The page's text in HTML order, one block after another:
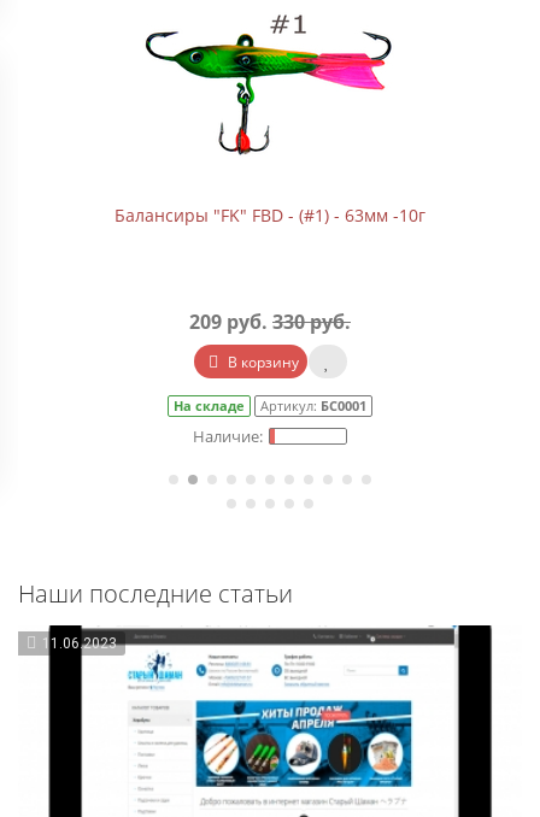
Балансиры "FK" FBD - (#1) - 63мм -10г
209 руб. 330 руб.
В корзину
На складе Артикул: БС0001
Наши последние статьи
11.06.2023